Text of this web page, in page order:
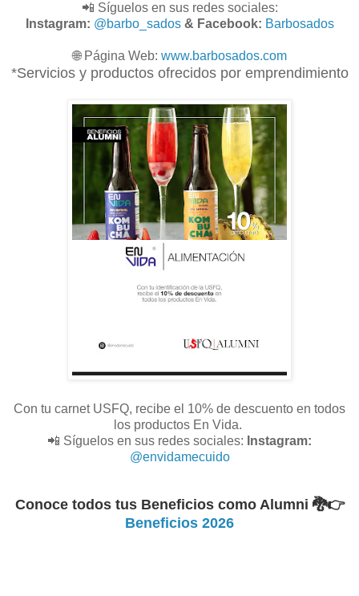
📲 Síguelos en sus redes sociales:
Instagram: @barbo_sados& Facebook: Barbosados
🌐 Página Web: www.barbosados.com
*Servicios y productos ofrecidos por emprendimiento
Con tu carnet USFQ, recibe el 10% de descuento en todos
los productos En Vida.
📲 Síguelos en sus redes sociales: Instagram:
@envidamecuido
Conoce todos tus Beneficios como Alumni 🐉👉
Beneficios 2026